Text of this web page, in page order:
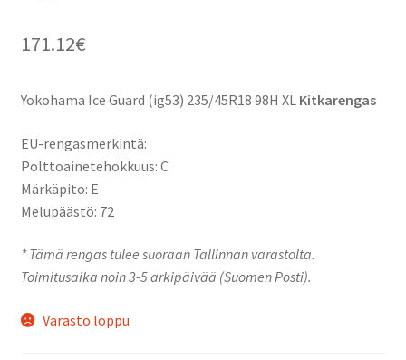
171.12€
Yokohama Ice Guard (ig53) 235/45R18 98H XL Kitkarengas
EU-rengasmerkintä:
Polttoainetehokkuus: C
Märkäpito: E
Melupäästö: 72
* Tämä rengas tulee suoraan Tallinnan varastolta.
Toimitusaika noin 3-5 arkipäivää (Suomen Posti).
Varasto loppu